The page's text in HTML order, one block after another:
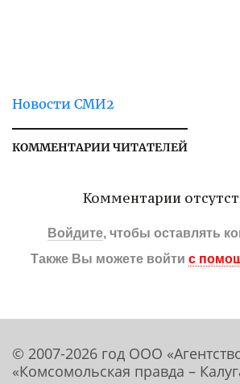
Новости СМИ2
КОММЕНТАРИИ ЧИТАТЕЛЕЙ
Комментарии
Войдите, чтобы оставлять
Также Вы можете войти с
© 2007-2026 год ООО
«Комсомольская правда –